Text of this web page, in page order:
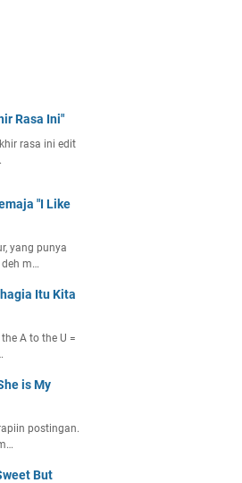
Rasa Ini"
rasa ini edit
"I Like
yang punya
m…
Itu Kita
A to the U =
is My
postingan.
But